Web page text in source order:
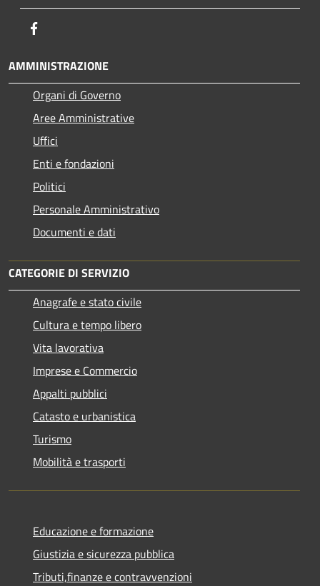
AMMINISTRAZIONE
Organi di Governo
Aree Amministrative
Uffici
Enti e fondazioni
Politici
Personale Amministrativo
Documenti e dati
CATEGORIE DI SERVIZIO
Anagrafe e stato civile
Cultura e tempo libero
Vita lavorativa
Imprese e Commercio
Appalti pubblici
Catasto e urbanistica
Turismo
Mobilità e trasporti
Educazione e formazione
Giustizia e sicurezza pubblica
Tributi,finanze e contravvenzioni